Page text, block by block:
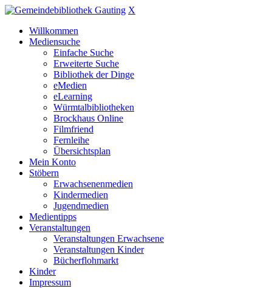
X
Willkommen
Mediensuche
Einfache Suche
Erweiterte Suche
Bibliothek der Dinge
eMedien
eLearning
Würmtalbibliotheken
Brockhaus Online
Filmfriend
Fernleihe
Übersichtsplan
Mein Konto
Stöbern
Erwachsenenmedien
Kindermedien
Jugendmedien
Medientipps
Veranstaltungen
Veranstaltungen Erwachsene
Veranstaltungen Kinder
Bücherflohmarkt
Kinder
Impressum